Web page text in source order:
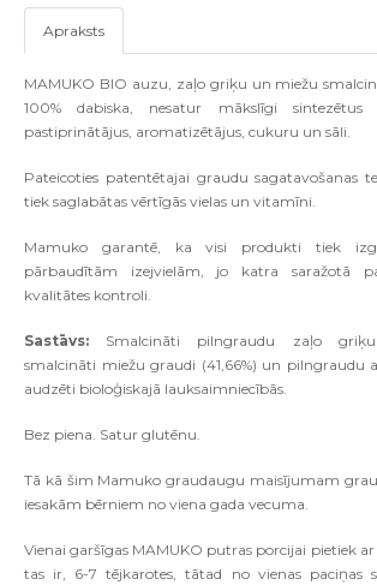
Apraksts
MAMUKO BIO auzu, zaļo griķu un miežu
100% dabiska, nesatur mākslīgi sintezētus
pastiprinātājus, aromatizētājus, cukuru un sāli.
Pateicoties patentētajai graudu sagatavošanas
tiek saglabātas vērtīgās vielas un vitamīni.
Mamuko garantē, ka visi produkti tiek
pārbaudītām izejvielām, jo katra saražotā
kvalitātes kontroli.
Sastāvs: Smalcināti pilngraudu zaļo griķu
smalcināti miežu graudi (41,66%) un pilngraudu
audzēti bioloģiskajā lauksaimniecībās.
Bez piena. Satur glutēnu.
Tā kā šim Mamuko graudaugu maisījumam
iesakām bērniem no viena gada vecuma.
Vienai garšīgas MAMUKO putras porcijai pietiek
tas ir, 6-7 tējkarotes, tātad no vienas paciņas